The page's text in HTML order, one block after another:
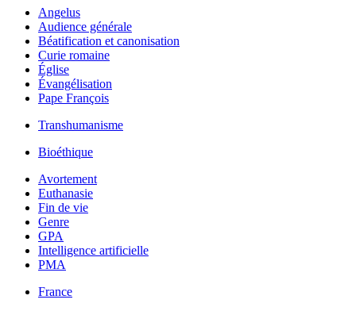
Angelus
Audience générale
Béatification et canonisation
Curie romaine
Église
Évangélisation
Pape François
Transhumanisme
Bioéthique
Avortement
Euthanasie
Fin de vie
Genre
GPA
Intelligence artificielle
PMA
France